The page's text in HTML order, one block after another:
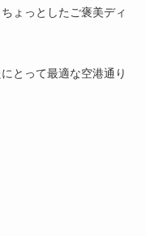
ょっとしたご褒美ディ
とって最適な空港通り